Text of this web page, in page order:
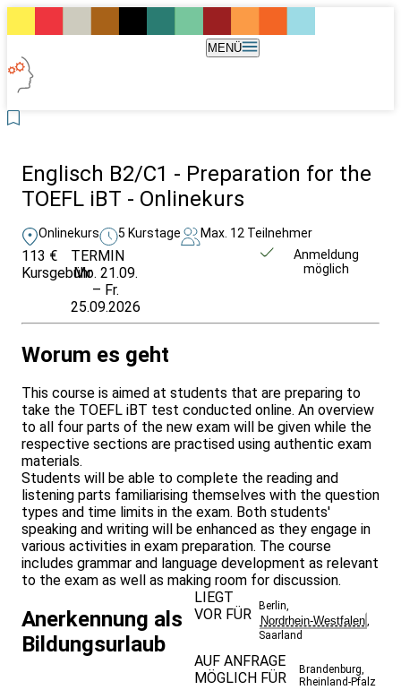
MENÜ
Englisch B2/C1 - Preparation for the
TOEFL iBT - Onlinekurs
Onlinekurs 5 Kurstage Max. 12 Teilnehmer
113 €
Kursgebühr
TERMIN
Mo. 21.09.
– Fr.
25.09.2026
Anmeldung
möglich
Worum es geht
This course is aimed at students that are preparing to
take the TOEFL iBT test conducted online. An overview
to all four parts of the new exam will be given while the
respective sections are practised using authentic exam
materials.
Students will be able to complete the reading and
listening parts familiarising themselves with the question
types and time limits in the exam. Both students'
speaking and writing will be enhanced as they engage in
various activities in exam preparation. The course
includes grammar and language development as relevant
to the exam as well as making room for discussion.
Anerkennung als
Bildungsurlaub
LIEGT
VOR FÜR
Berlin,
Nordrhein-Westfalen,
Saarland
AUF ANFRAGE
MÖGLICH FÜR
Brandenburg,
Rheinland-Pfalz